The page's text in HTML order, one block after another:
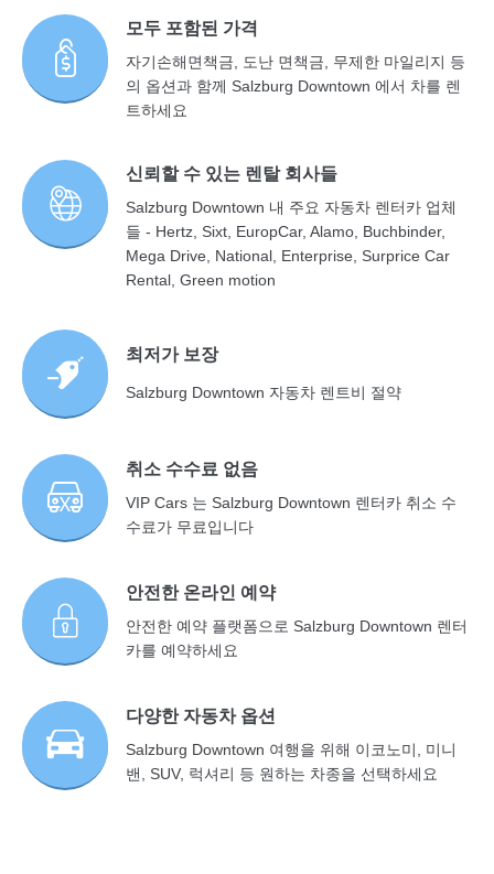
모두 포함된 가격
자기손해면책금, 도난 면책금, 무제한 마일리지 등
의 옵션과 함께 Salzburg Downtown 에서 차를 렌
트하세요
신뢰할 수 있는 렌탈 회사들
Salzburg Downtown 내 주요 자동차 렌터카 업체
들 - Hertz, Sixt, EuropCar, Alamo, Buchbinder,
Mega Drive, National, Enterprise, Surprice Car
Rental, Green motion
최저가 보장
Salzburg Downtown 자동차 렌트비 절약
취소 수수료 없음
VIP Cars 는 Salzburg Downtown 렌터카 취소 수
수료가 무료입니다
안전한 온라인 예약
안전한 예약 플랫폼으로 Salzburg Downtown 렌터
카를 예약하세요
다양한 자동차 옵션
Salzburg Downtown 여행을 위해 이코노미, 미니
밴, SUV, 럭셔리 등 원하는 차종을 선택하세요